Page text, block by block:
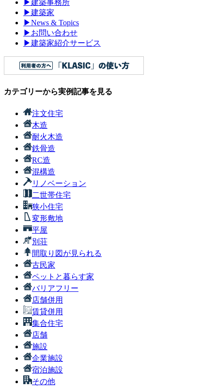
▶建築事務所
▶建築家
▶News & Topics
▶ お問い合わせ
▶建築家紹介サービス
カテゴリーから実例記事を見る
注文住宅
木造
耐火木造
鉄骨造
RC造
混構造
リノベーション
二世帯住宅
狭小住宅
変形敷地
平屋
別荘
間取り図が見られる
古民家
ペットと暮らす家
バリアフリー
店舗併用
賃貸併用
集合住宅
店舗
施設
企業施設
宿泊施設
その他